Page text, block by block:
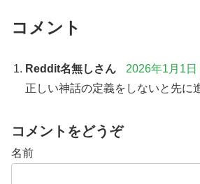
コメント
Reddit名無しさん
2026年1月1日
正しい神話の定義をしないと先に
コメントをどうぞ
名前